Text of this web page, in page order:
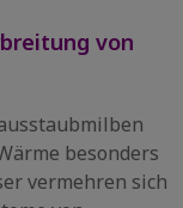
von
besonders
vermehren sich